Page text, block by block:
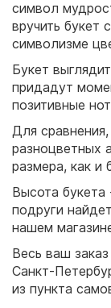
символ
вручить букет
символизме
Букет
придадут
позитивные
Для
разноцветных
размера, как и
Высота
подруги
нашем
Весь ваш
Санкт-
из пункта